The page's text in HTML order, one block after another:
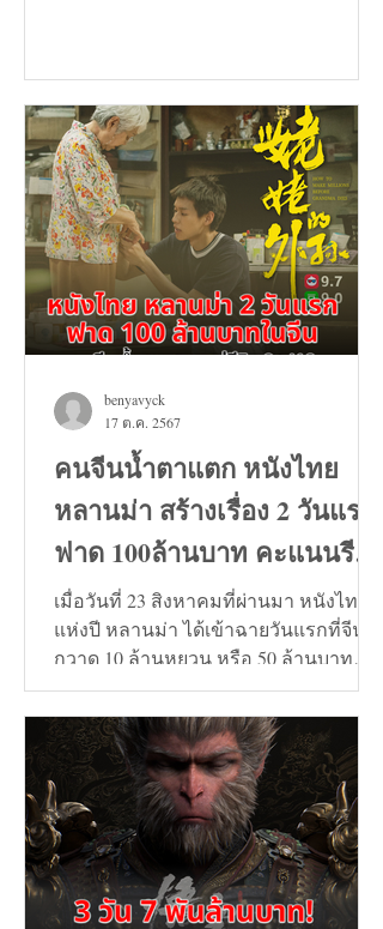
คนจีนน้ำตาแตก หนังไทย
หลานม่า สร้างเรื่อง 2 วันแรก
ฟาด 100ล้านบาท คะแนนรีวิว
9+
เมื่อวันที่ 23 สิงหาคมที่ผ่านมา หนังไทย
แห่งปี หลานม่า ได้เข้าฉายวันแรกที่จีน
กวาด 10 ล้านหยวน หรือ 50 ล้านบาท
และวันที่ 24 สิงหาคมทะลุ...
benyavyck
17 ต.ค. 2567